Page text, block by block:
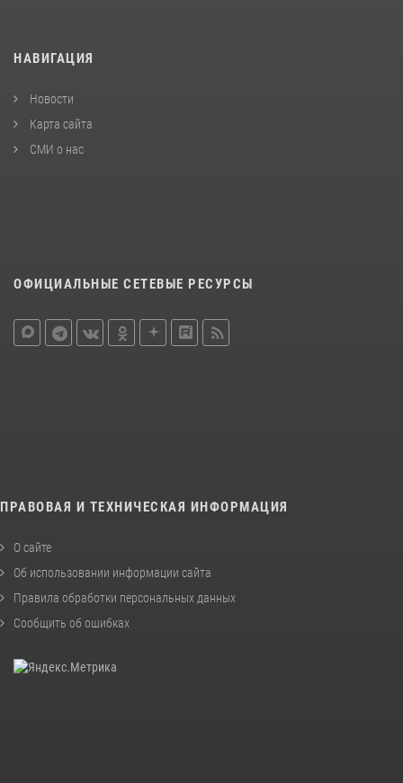
НАВИГАЦИЯ
Новости
Карта сайта
СМИ о нас
ОФИЦИАЛЬНЫЕ СЕТЕВЫЕ РЕСУРСЫ
ПРАВОВАЯ И ТЕХНИЧЕСКАЯ ИНФОРМАЦИЯ
О сайте
Об использовании информации сайта
Правила обработки персональных данных
Сообщить об ошибках